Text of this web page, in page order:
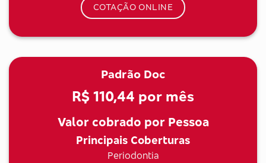
COTAÇÃO ONLINE
Padrão Doc
R$ 110,44 por mês
Valor cobrado por Pessoa
Principais Coberturas
Periodontia